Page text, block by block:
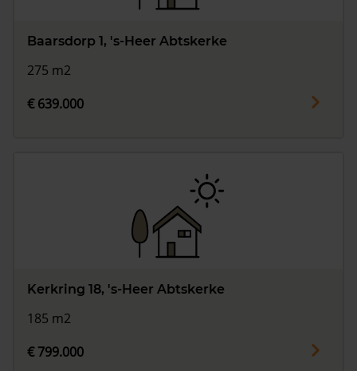
Baarsdorp 1, 's-Heer Abtskerke
275 m2
€ 639.000
Kerkring 18, 's-Heer Abtskerke
185 m2
€ 799.000